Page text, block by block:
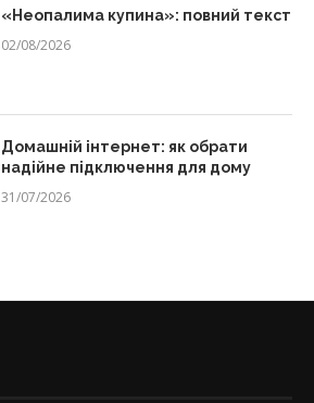
«Неопалима купина»: повний текст
02/08/2026
Домашній інтернет: як обрати
надійне підключення для дому
31/07/2026